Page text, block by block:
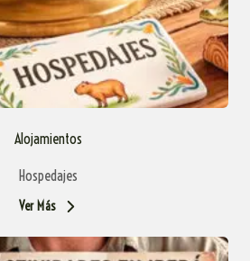
Alojamientos
Hospedajes
Ver Más